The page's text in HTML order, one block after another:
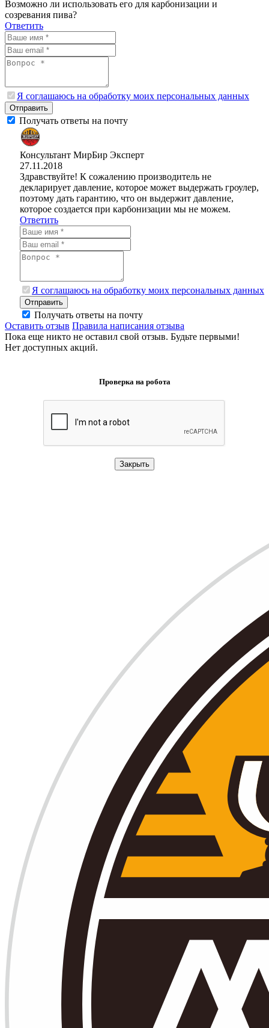
Возможно ли использовать его для карбонизации и
созревания пива?
Ответить
Я соглашаюсь на обработку моих персональных данных
Отправить
Получать ответы на почту
Консультант МирБир Эксперт
27.11.2018
Здравствуйте! К сожалению производитель не
декларирует давление, которое может выдержать гроулер,
поэтому дать гарантию, что он выдержит давление,
которое создается при карбонизации мы не можем.
Ответить
Я соглашаюсь на обработку моих персональных данных
Отправить
Получать ответы на почту
Оставить отзыв Правила написания отзыва
Пока еще никто не оставил свой отзыв. Будьте первыми!
Нет доступных акций.
Проверка на робота
Закрыть